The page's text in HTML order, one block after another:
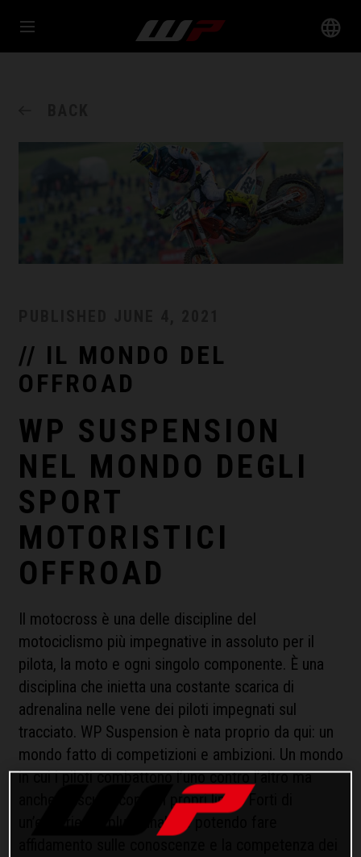
// IL MONDO DEL
OFFROAD
WP SUSPENSION
NEL MONDO DEGLI
SPORT
MOTORISTICI
OFFROAD
Il motocross è una delle discipline del
motociclismo più impegnative in assoluto per il
pilota, la moto e ogni singolo componente. È una
disciplina che inietta una costante scarica di
adrenalina nelle vene dei piloti impegnati sul
tracciato. WP Suspension è nata proprio da qui: un
mondo fatto di competizioni e ambizioni. Un mondo
in cui i piloti combattono l’uno contro l’altro ma
anche ciascuno contro i propri limiti. Forti di
un’esperienza pluriennale, e potendo fare